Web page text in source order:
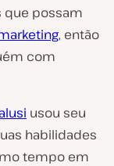
que possam
, então
com
usou seu
habilidades
tempo em